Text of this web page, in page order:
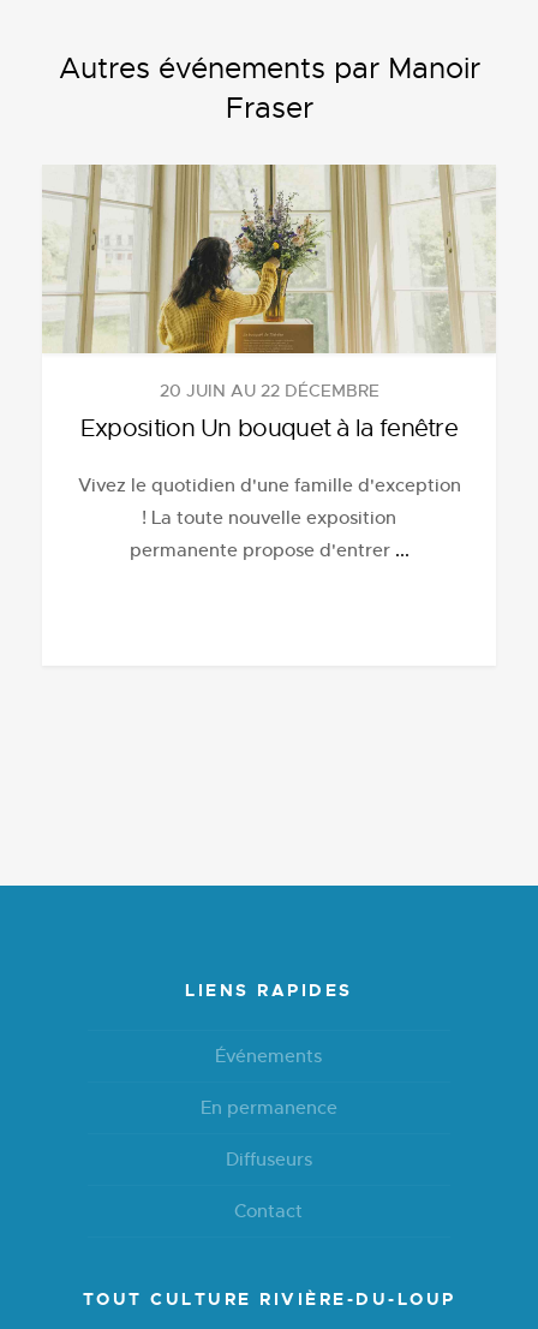
Autres événements par Manoir
Fraser
20 JUIN AU 22 DÉCEMBRE
Exposition Un bouquet à la fenêtre
Vivez le quotidien d'une famille d'exception
! La toute nouvelle exposition
permanente propose d'entrer ...
LIENS RAPIDES
Événements
En permanence
Diffuseurs
Contact
TOUT CULTURE RIVIÈRE-DU-LOUP